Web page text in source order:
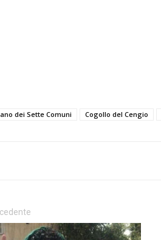
dei Sette Comuni Cogollo del Cengio